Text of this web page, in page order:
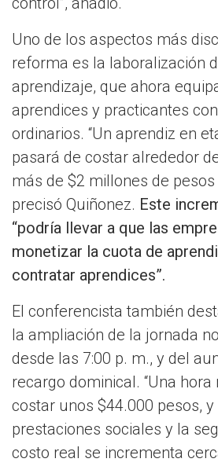
Uno de los aspectos más
reforma es la laboralización
aprendizaje, que ahora
aprendices y practicantes
ordinarios. “Un aprendiz en
pasará de costar alrededor
más de $2 millones de pesos
precisó Quiñonez. Este
“podría llevar a que las
monetizar la cuota de
contratar aprendices”.
El conferencista también
la ampliación de la jornada
desde las 7:00 p. m., y del
recargo dominical. “Una
costar unos $44.000 pesos,
prestaciones sociales y la
costo real se incrementa